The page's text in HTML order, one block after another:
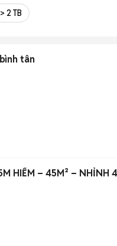
> 2 TB
Q bình tân
HIẾM – 45M² – NHỈNH